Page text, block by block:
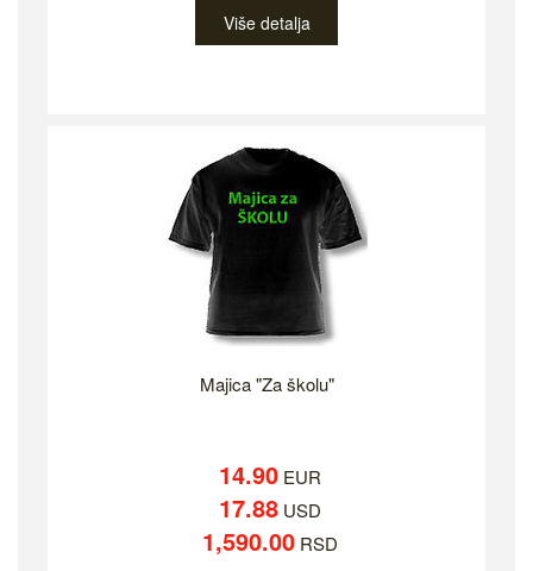
Više detalja
Majica "Za školu"
14.90EUR
17.88USD
1,590.00RSD